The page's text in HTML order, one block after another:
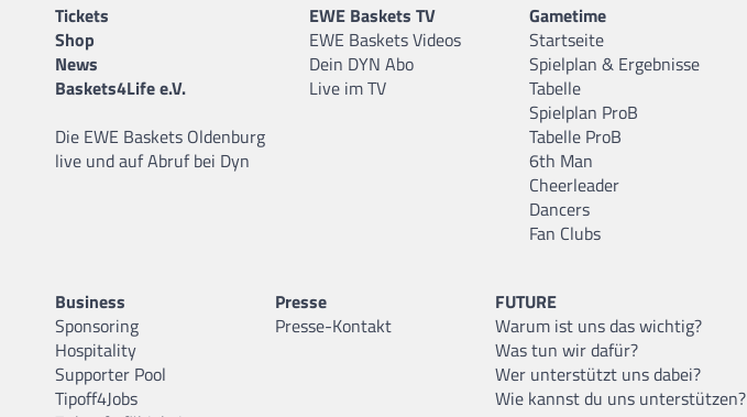
Tickets
Shop
News
Baskets4Life e.V.
Die EWE Baskets Oldenburg
live und auf Abruf bei Dyn
EWE Baskets TV
EWE Baskets Videos
Dein DYN Abo
Live im TV
Gametime
Startseite
Spielplan & Ergebnisse
Tabelle
Spielplan ProB
Tabelle ProB
6th Man
Cheerleader
Dancers
Fan Clubs
Business
Sponsoring
Hospitality
Supporter Pool
Tipoff4Jobs
Presse
Presse-Kontakt
FUTURE
Warum ist uns das wichtig?
Was tun wir dafür?
Wer unterstützt uns dabei?
Wie kannst du uns unterstützen?